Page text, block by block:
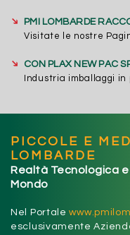
➔
PMI LOMBARDE
Visitate le nostre
➔
CON PLAX NEW PAC
Industria imballaggi in
PICCOLE E
LOMBARDE
Realtà Tecnologica
Mondo
Nel Portale
esclusivamente